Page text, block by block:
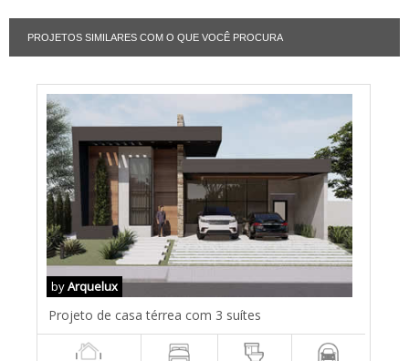
PROJETOS SIMILARES COM O QUE VOCÊ PROCURA
byArquelux
Projeto de casa térrea com 3 suítes